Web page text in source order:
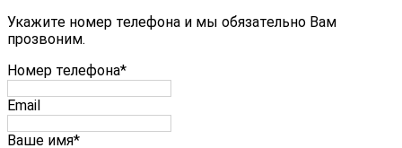
Укажите номер телефона и мы обязательно Вам
прозвоним.
Номер телефона*
Email
Ваше имя*